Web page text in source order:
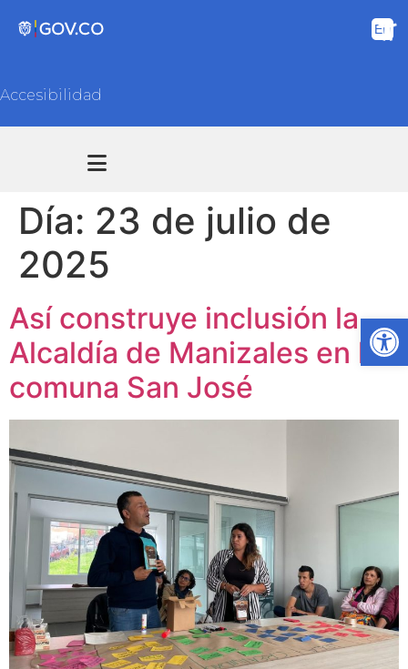
Accesibilidad
Día: 23 de julio de
2025
Así construye inclusión la
Alcaldía de Manizales en la
comuna San José